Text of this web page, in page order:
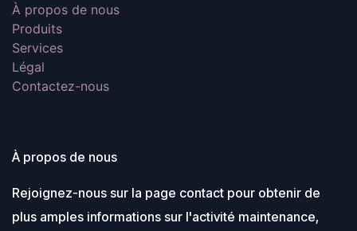
À propos de nous
Produits
Services
Légal
Contactez-nous
À propos de nous
Rejoignez-nous sur la page contact pour obtenir de
plus amples informations sur l'activité maintenance,